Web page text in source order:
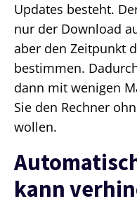
Updates besteht.
nur der Download
aber den Zeitpunkt
bestimmen.
dann mit wenigen
Sie den Rechner
wollen.
kann